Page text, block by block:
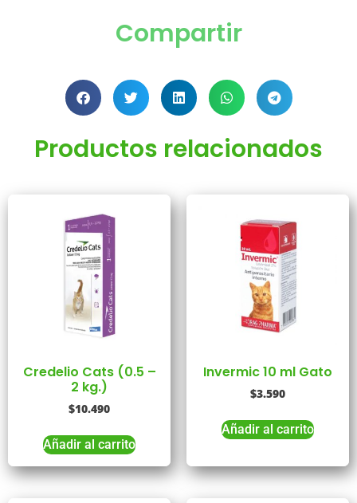
Compartir
Productos relacionados
Credelio Cats (0.5 –
2 kg.)
$10.490
Añadir al carrito
Invermic 10 ml Gato
$3.590
Añadir al carrito